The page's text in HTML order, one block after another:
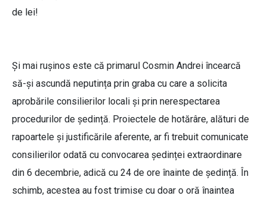
de lei!
Și mai rușinos este că primarul Cosmin Andrei încearcă
să-și ascundă neputința prin graba cu care a solicita
aprobările consilierilor locali și prin nerespectarea
procedurilor de ședință. Proiectele de hotărâre, alături de
rapoartele și justificările aferente, ar fi trebuit comunicate
consilierilor odată cu convocarea ședinței extraordinare
din 6 decembrie, adică cu 24 de ore înainte de ședință. În
schimb, acestea au fost trimise cu doar o oră înaintea